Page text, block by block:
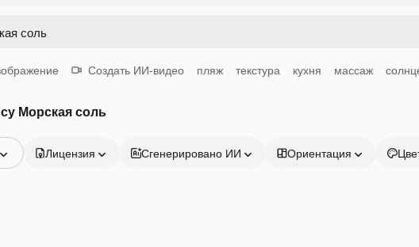
Создать ИИ-видео пляж текстура кухня массаж
Морская соль
Лицензия Сгенерировано ИИ Ориентация